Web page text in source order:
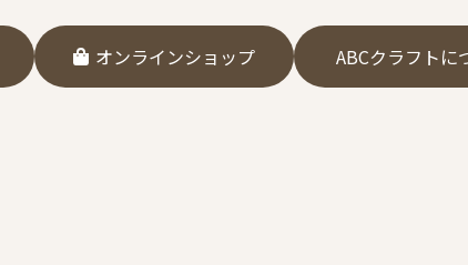
オンラインショップ ABCクラフトに